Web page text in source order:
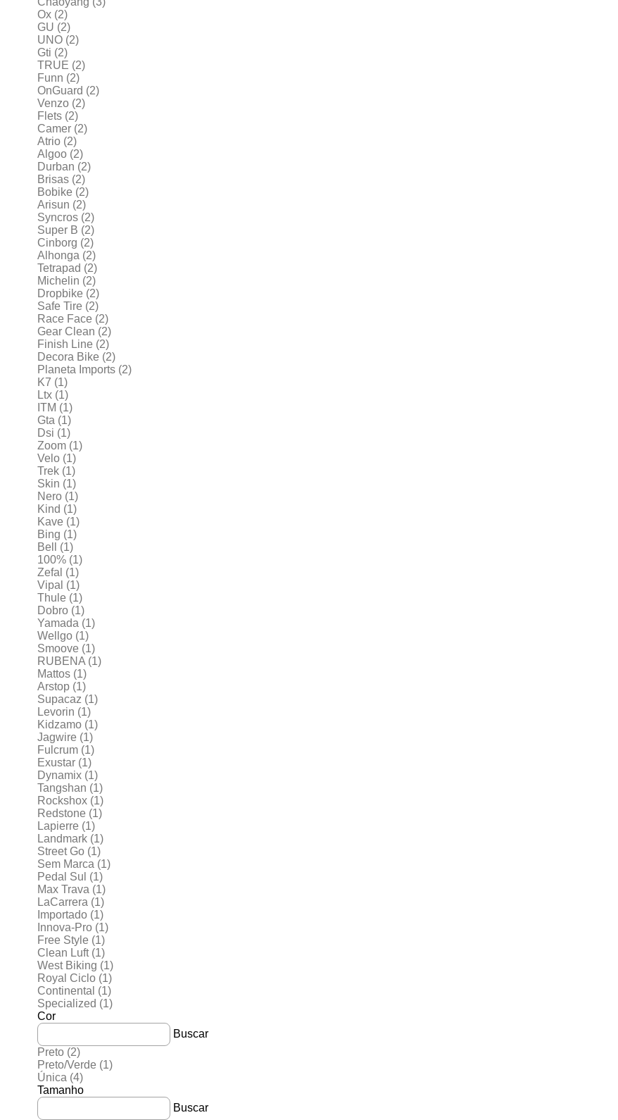
Ox (2)
GU (2)
UNO (2)
Gti (2)
TRUE (2)
Funn (2)
OnGuard (2)
Venzo (2)
Flets (2)
Camer (2)
Atrio (2)
Algoo (2)
Durban (2)
Brisas (2)
Bobike (2)
Arisun (2)
Syncros (2)
Super B (2)
Cinborg (2)
Alhonga (2)
Tetrapad (2)
Michelin (2)
Dropbike (2)
Safe Tire (2)
Race Face (2)
Gear Clean (2)
Finish Line (2)
Decora Bike (2)
Planeta Imports (2)
K7 (1)
Ltx (1)
ITM (1)
Gta (1)
Dsi (1)
Zoom (1)
Velo (1)
Trek (1)
Skin (1)
Nero (1)
Kind (1)
Kave (1)
Bing (1)
Bell
(1)
100% (1)
Zefal (1)
Vipal (1)
Thule (1)
Dobro (1)
Yamada (1)
Wellgo (1)
Smoove (1)
RUBENA (1)
Mattos (1)
Arstop (1)
Supacaz (1)
Levorin (1)
Kidzamo (1)
Jagwire (1)
Fulcrum (1)
Exustar (1)
Dynamix (1)
Tangshan (1)
Rockshox (1)
Redstone (1)
Lapierre (1)
Landmark (1)
Street Go (1)
Sem Marca (1)
Pedal Sul (1)
Max Trava (1)
LaCarrera (1)
Importado (1)
Innova-Pro (1)
Free Style (1)
Clean Luft (1)
West Biking (1)
Royal Ciclo (1)
Continental (1)
Specialized (1)
Cor
Buscar
Preto (2)
Preto/Verde (1)
Única (4)
Tamanho
Buscar